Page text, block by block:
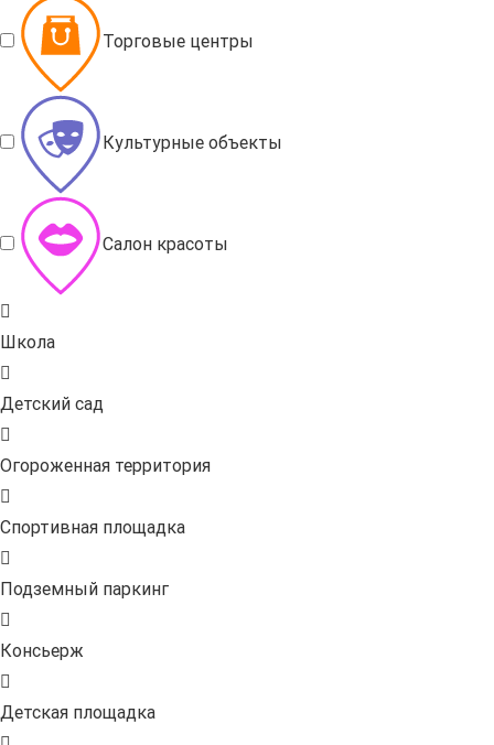
Торговые центры
Культурные объекты
Салон красоты
Школа
Детский сад
Огороженная территория
Спортивная площадка
Подземный паркинг
Консьерж
Детская площадка